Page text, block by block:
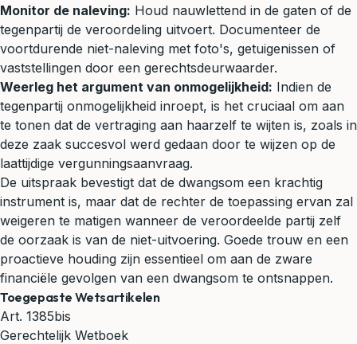
Monitor de naleving: Houd nauwlettend in de gaten of de
tegenpartij de veroordeling uitvoert. Documenteer de
voortdurende niet-naleving met foto's, getuigenissen of
vaststellingen door een gerechtsdeurwaarder.
Weerleg het argument van onmogelijkheid: Indien de
tegenpartij onmogelijkheid inroept, is het cruciaal om aan
te tonen dat de vertraging aan haarzelf te wijten is, zoals in
deze zaak succesvol werd gedaan door te wijzen op de
laattijdige vergunningsaanvraag.
De uitspraak bevestigt dat de dwangsom een krachtig
instrument is, maar dat de rechter de toepassing ervan zal
weigeren te matigen wanneer de veroordeelde partij zelf
de oorzaak is van de niet-uitvoering. Goede trouw en een
proactieve houding zijn essentieel om aan de zware
financiële gevolgen van een dwangsom te ontsnappen.
Toegepaste Wetsartikelen
Art. 1385bis
Gerechtelijk Wetboek